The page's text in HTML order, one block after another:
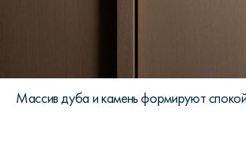
Массив дуба и камень формируют